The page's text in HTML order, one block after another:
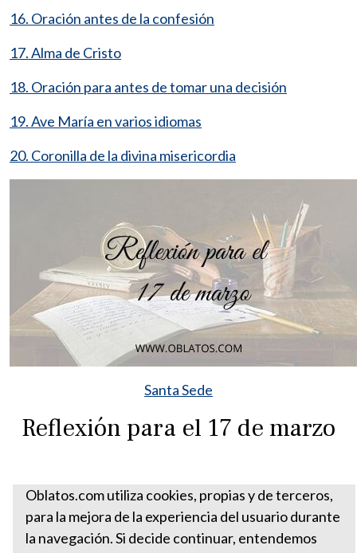
16. Oración antes de la confesión
17. Alma de Cristo
18. Oración para antes de tomar una decisión
19. Ave María en varios idiomas
20. Coronilla de la divina misericordia
Santa Sede
Reflexión para el 17 de marzo
Oblatos.com utiliza cookies, propias y de terceros,
para la mejora de la experiencia del usuario durante
la navegación. Si decide continuar, entendemos